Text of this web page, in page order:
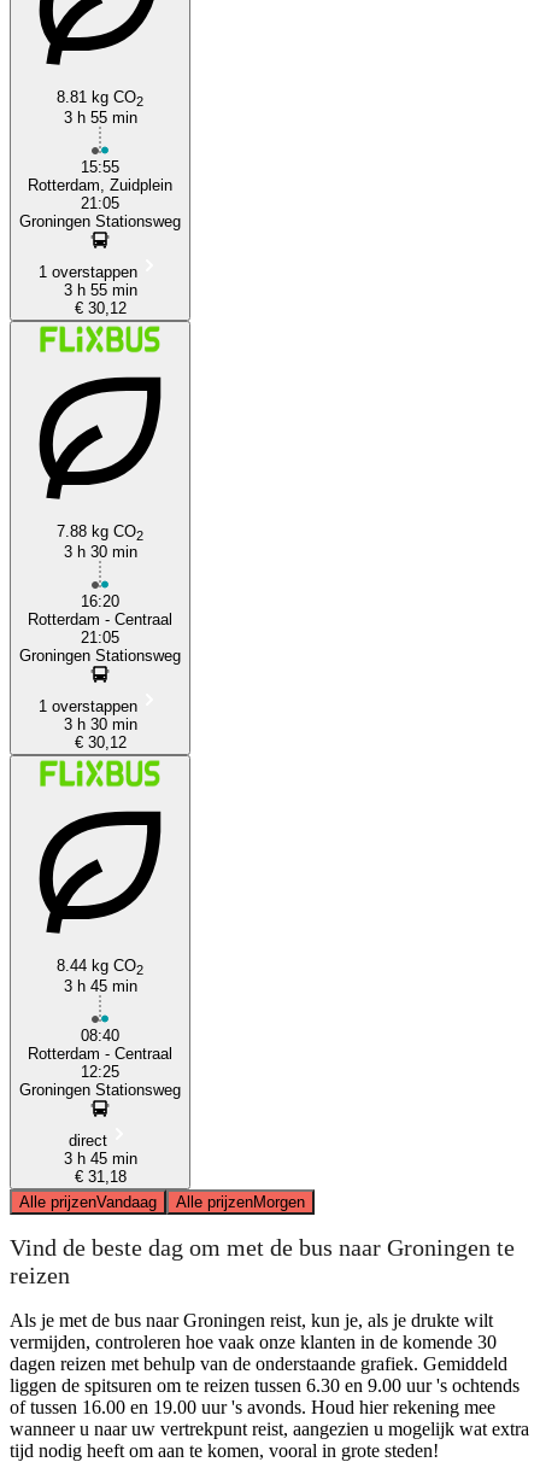
8.81 kg CO2
3 h 55 min
15:55
Rotterdam, Zuidplein
21:05
Groningen Stationsweg
1 overstappen
3 h 55 min
€ 30,12
7.88 kg CO2
3 h 30 min
16:20
Rotterdam - Centraal
21:05
Groningen Stationsweg
1 overstappen
3 h 30 min
€ 30,12
8.44 kg CO2
3 h 45 min
08:40
Rotterdam - Centraal
12:25
Groningen Stationsweg
direct
3 h 45 min
€ 31,18
Alle prijzenVandaag Alle prijzenMorgen
Vind de beste dag om met de bus naar Groningen te
reizen
Als je met de bus naar Groningen reist, kun je, als je drukte wilt
vermijden, controleren hoe vaak onze klanten in de komende 30
dagen reizen met behulp van de onderstaande grafiek. Gemiddeld
liggen de spitsuren om te reizen tussen 6.30 en 9.00 uur 's ochtends
of tussen 16.00 en 19.00 uur 's avonds. Houd hier rekening mee
wanneer u naar uw vertrekpunt reist, aangezien u mogelijk wat extra
tijd nodig heeft om aan te komen, vooral in grote steden!